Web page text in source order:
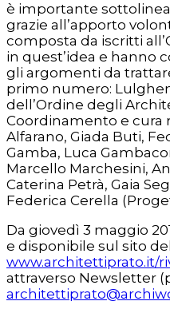
è importante
grazie all’apporto
composta da iscritti
in quest’idea e hanno
gli argomenti da
primo numero:
dell’Ordine degli
Coordinamento e cura
Alfarano, Giada Buti,
Gamba, Luca
Marcello Marchesini,
Caterina Petrà, Gaia
Federica Cerella
Da giovedì 3 maggio
e disponibile sul sito
www.architettiprato.it/
attraverso Newsletter